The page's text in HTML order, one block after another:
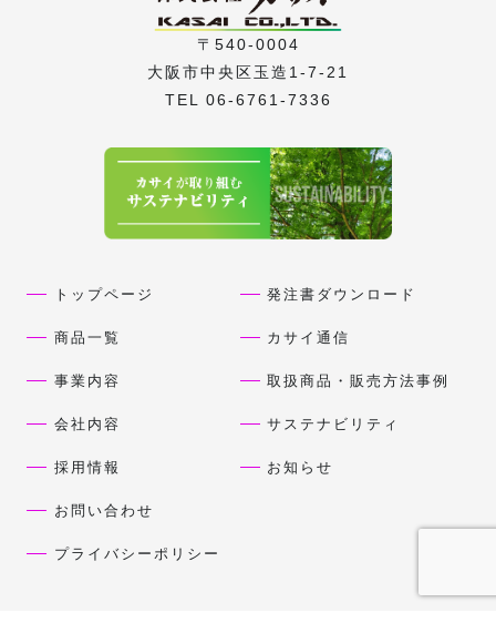
〒540-0004
大阪市中央区玉造1-7-21
TEL 06-6761-7336
トップページ
商品一覧
事業内容
会社内容
採用情報
お問い合わせ
プライバシーポリシー
発注書ダウンロード
カサイ通信
取扱商品・販売方法事例
サステナビリティ
お知らせ